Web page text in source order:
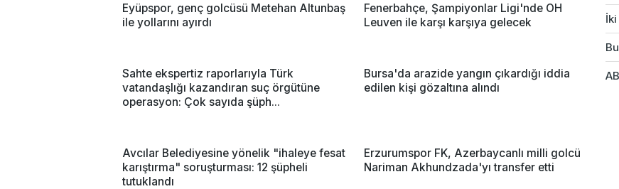
Eyüpspor, genç golcüsü Metehan Altunbaş
ile yollarını ayırdı
Fenerbahçe, Şampiyonlar Ligi'nde OH
Leuven ile karşı karşıya gelecek
Sahte ekspertiz raporlarıyla Türk
vatandaşlığı kazandıran suç örgütüne
operasyon: Çok sayıda şüph...
Bursa'da arazide yangın çıkardığı iddia
edilen kişi gözaltına alındı
Avcılar Belediyesine yönelik "ihaleye fesat
karıştırma" soruşturması: 12 şüpheli
tutuklandı
Erzurumspor FK, Azerbaycanlı milli golcü
Nariman Akhundzada'yı transfer etti